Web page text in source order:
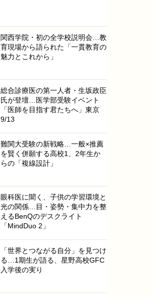
関西学院・初の全学校説明会…教
育現場から語られた「一貫教育の
魅力とこれから」
総合診療医の第一人者・生坂政臣
氏が登壇…医学部受験イベント
「医師を目指す君たちへ」東京
9/13
難関大受験の新戦略…一般×推薦
を賢く併願する高校1、2年生か
らの「複線設計」
眼科医に聞く、子供の学習環境と
光の関係…目・姿勢・集中力を整
えるBenQのデスクライト
「MindDuo 2」
「世界とつながる自分」を見つけ
る…1期生が語る、星野高校GFC
入学後の実り